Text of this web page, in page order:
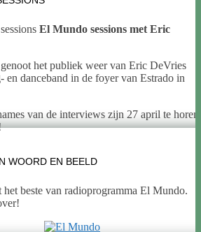
El Mundo sessions met Eric
het publiek weer van Eric DeVries
en danceband in de foyer van Estrado in
van de interviews zijn 27 april te horen
WOORD EN BEELD
het beste van radioprogramma El Mundo.